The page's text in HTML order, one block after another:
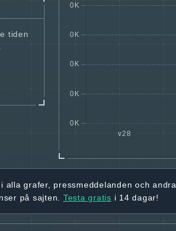
tiden
i alla grafer, pressmeddelanden och andra
på sajten. Testa gratis i 14 dagar!